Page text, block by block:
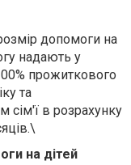
допомоги на
надають у
прожиткового
та
сім'ї в розрахунку
на дітей